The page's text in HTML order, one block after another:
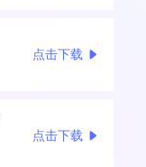
点击下载
点击下载